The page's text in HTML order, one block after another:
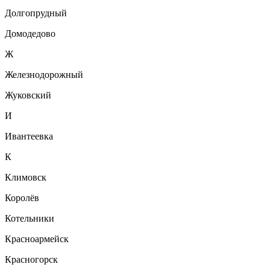
Долгопрудный
Домодедово
Ж
Железнодорожный
Жуковский
И
Ивантеевка
К
Климовск
Королёв
Котельники
Красноармейск
Красногорск